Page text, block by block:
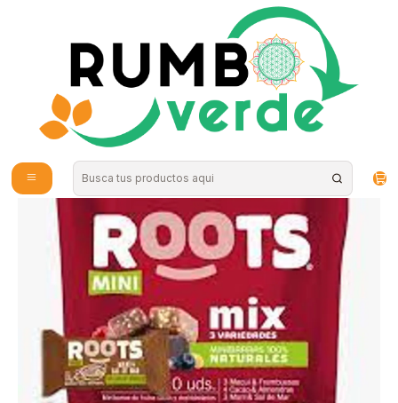
Envío gratis por compras sobre los 59.990 en la provincia de Santiago
Snacks Saludables